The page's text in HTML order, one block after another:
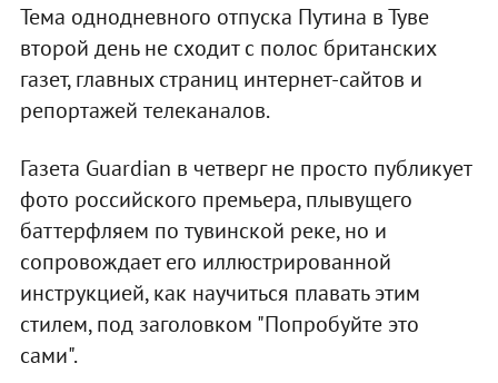
Тема однодневного отпуска Путина в Туве
второй день не сходит с полос британских
газет, главных страниц интернет-сайтов и
репортажей телеканалов.
Газета Guardian в четверг не просто публикует
фото российского премьера, плывущего
баттерфляем по тувинской реке, но и
сопровождает его иллюстрированной
инструкцией, как научиться плавать этим
стилем, под заголовком "Попробуйте это
сами".